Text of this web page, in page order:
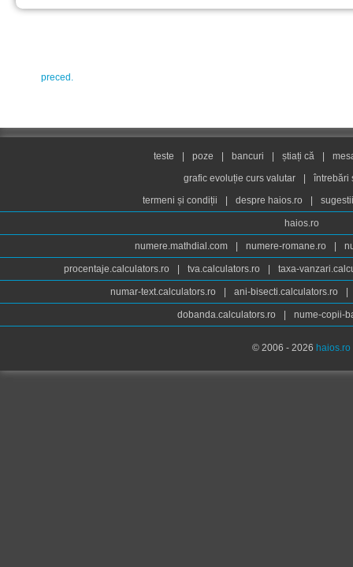
preced.
teste poze bancuri știați că
grafic evoluție curs valutar
întrebări
termeni și condiții
despre haios.ro
haios.ro
numere.mathdial.com numere-romane.ro
procentaje.calculators.ro tva.calculators.ro taxa-
numar-text.calculators.ro ani-bisecti.calculators.ro
dobanda.calculators.ro nume-copii-
© 2006 - 2026 haios.ro